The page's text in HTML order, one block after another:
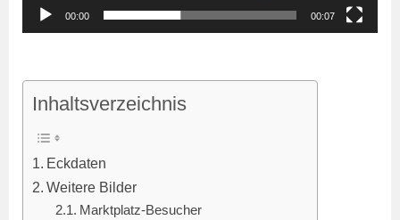
00:00 00:07
Inhaltsverzeichnis
Eckdaten
Weitere Bilder
Marktplatz-Besucher